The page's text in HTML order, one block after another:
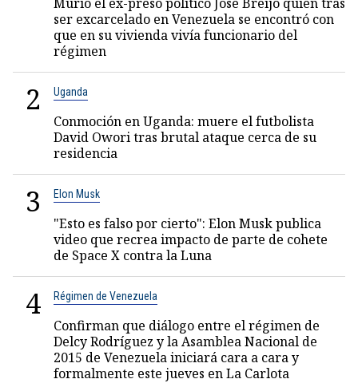
ser excarcelado en Venezuela se encontró con
que en su vivienda vivía funcionario del
régimen
2 Uganda
Conmoción en Uganda: muere el futbolista
David Owori tras brutal ataque cerca de su
residencia
3 Elon Musk
"Esto es falso por cierto": Elon Musk publica
video que recrea impacto de parte de cohete
de Space X contra la Luna
4 Régimen de Venezuela
Confirman que diálogo entre el régimen de
Delcy Rodríguez y la Asamblea Nacional de
2015 de Venezuela iniciará cara a cara y
formalmente este jueves en La Carlota